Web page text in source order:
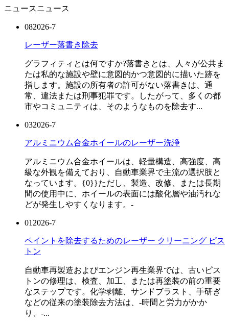
ニュースニュース
082026-7
レーザー落書き除去
グラフィティとは何ですか?落書きとは、人々が公共ま
たは私的な施設や壁に意図的かつ意図的に描いた跡を
指します。施設の所有者の許可がない落書きは、通
常、違法または刑事犯罪です。したがって、多くの都
市やコミュニティは、そのようなものを除去す...
032026-7
アルミニウム合金ホイールのレーザー洗浄
アルミニウム合金ホイールは、軽量構造、高強度、高
級な外観を備えており、自動車業界で主流の選択肢と
なっています。{0}}ただし、製造、改修、または長期
間の使用中に、ホイールの表面には酸化層や油汚れな
どが発生しやすくなります。-
01 2026-7
ペイントを除去するためのレーザー クリーニング ピス
トン
自動車再製造およびエンジン再生業界では、古いピス
トンの修理は、検査、加工、または再塗装の前の重要
なステップです。化学剥離、サンドブラスト、手研ぎ
などの従来の塗装除去方法は、-時間と労力がかか
り、-...